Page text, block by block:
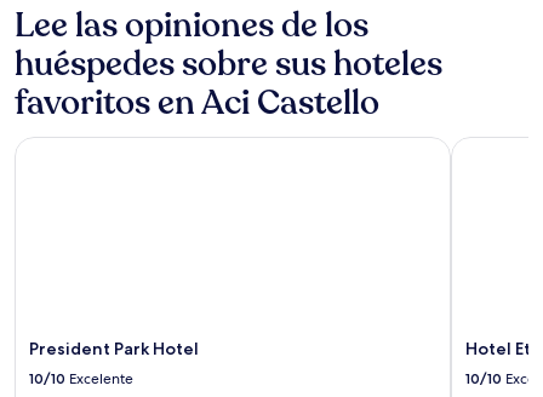
Lee las opiniones de los
huéspedes sobre sus hoteles
favoritos en Aci Castello
President Park Hotel
10/10 Excelente
President Park Hotel
Hotel
10/10
Hotel